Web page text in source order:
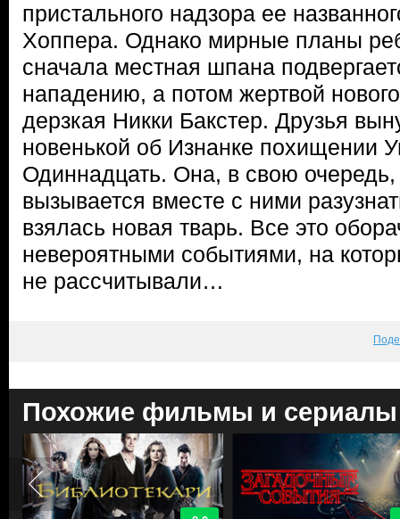
пристального надзора ее
Хоппера. Однако мирные планы
сначала местная шпана
нападению, а потом жертвой
дерзкая Никки Бакстер. Друзья
новенькой об Изнанке похищении
Одиннадцать. Она, в свою очередь,
вызывается вместе с ними
взялась новая тварь. Все это
невероятными событиями, на
не рассчитывали…
Похожие фильмы и сериалы